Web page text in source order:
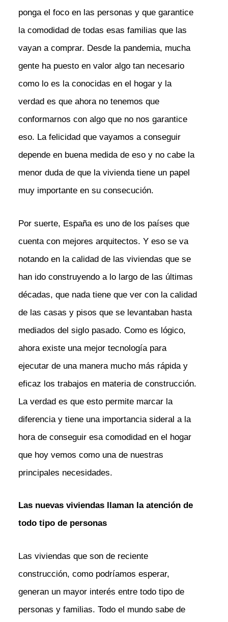
ponga el foco en las personas y que garantice
la comodidad de todas esas familias que las
vayan a comprar. Desde la pandemia, mucha
gente ha puesto en valor algo tan necesario
como lo es la conocidas en el hogar y la
verdad es que ahora no tenemos que
conformarnos con algo que no nos garantice
eso. La felicidad que vayamos a conseguir
depende en buena medida de eso y no cabe la
menor duda de que la vivienda tiene un papel
muy importante en su consecución.
Por suerte, España es uno de los países que
cuenta con mejores arquitectos. Y eso se va
notando en la calidad de las viviendas que se
han ido construyendo a lo largo de las últimas
décadas, que nada tiene que ver con la calidad
de las casas y pisos que se levantaban hasta
mediados del siglo pasado. Como es lógico,
ahora existe una mejor tecnología para
ejecutar de una manera mucho más rápida y
eficaz los trabajos en materia de construcción.
La verdad es que esto permite marcar la
diferencia y tiene una importancia sideral a la
hora de conseguir esa comodidad en el hogar
que hoy vemos como una de nuestras
principales necesidades.
Las nuevas viviendas llaman la atención de
todo tipo de personas
Las viviendas que son de reciente
construcción, como podríamos esperar,
generan un mayor interés entre todo tipo de
personas y familias. Todo el mundo sabe de